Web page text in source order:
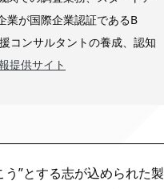
業が国際企業認証であるB
コンサルタントの養成、認知
提供サイト
”とする志が込められた製